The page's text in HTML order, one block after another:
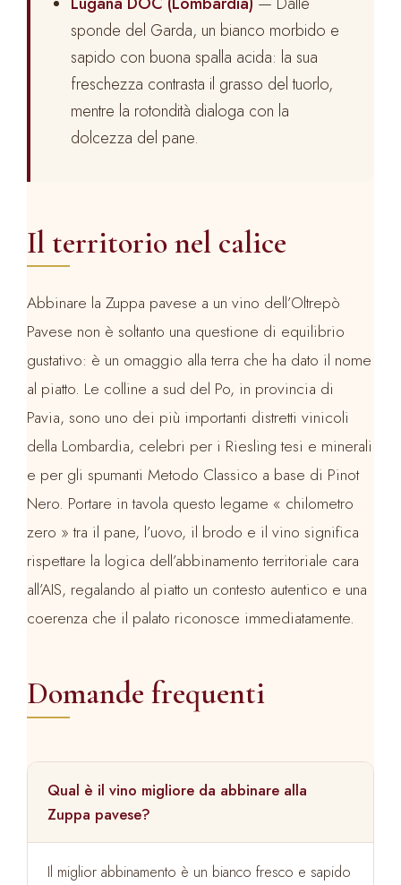
sponde del Garda, un bianco morbido e
sapido con buona spalla acida: la sua
freschezza contrasta il grasso del tuorlo,
mentre la rotondità dialoga con la
dolcezza del pane.
Il territorio nel calice
Abbinare la Zuppa pavese a un vino dell’Oltrepò
Pavese non è soltanto una questione di equilibrio
gustativo: è un omaggio alla terra che ha dato il nome
al piatto. Le colline a sud del Po, in provincia di
Pavia, sono uno dei più importanti distretti vinicoli
della Lombardia, celebri per i Riesling tesi e minerali
e per gli spumanti Metodo Classico a base di Pinot
Nero. Portare in tavola questo legame « chilometro
zero » tra il pane, l’uovo, il brodo e il vino significa
rispettare la logica dell’abbinamento territoriale cara
all’AIS, regalando al piatto un contesto autentico e una
coerenza che il palato riconosce immediatamente.
Domande frequenti
Qual è il vino migliore da abbinare alla
Zuppa pavese?
Il miglior abbinamento è un bianco fresco e sapido